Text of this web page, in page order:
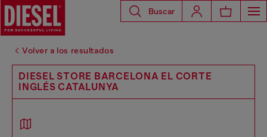
Buscar
Volver a los resultados
DIESEL STORE BARCELONA EL CORTE
INGLÉS CATALUNYA